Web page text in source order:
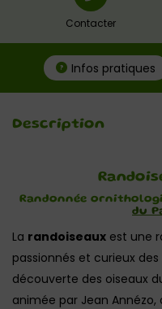
Contacter
Infos pratiques
Description
Randonnée
du
La randoiseaux est une
passionnés et curieux
découverte des oiseaux
animée par Jean